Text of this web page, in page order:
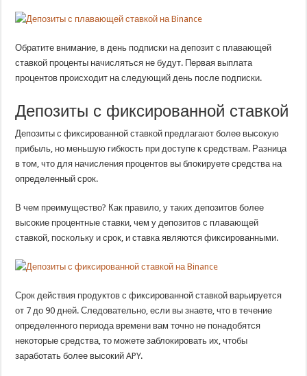
Обратите внимание, в день подписки на депозит с плавающей
ставкой проценты начисляться не будут. Первая выплата
процентов происходит на следующий день после подписки.
Депозиты с фиксированной ставкой
Депозиты с фиксированной ставкой предлагают более высокую
прибыль, но меньшую гибкость при доступе к средствам. Разница
в том, что для начисления процентов вы блокируете средства на
определенный срок.
В чем преимущество? Как правило, у таких депозитов более
высокие процентные ставки, чем у депозитов с плавающей
ставкой, поскольку и срок, и ставка являются фиксированными.
Срок действия продуктов с фиксированной ставкой варьируется
от 7 до 90 дней. Следовательно, если вы знаете, что в течение
определенного периода времени вам точно не понадобятся
некоторые средства, то можете заблокировать их, чтобы
заработать более высокий APY.